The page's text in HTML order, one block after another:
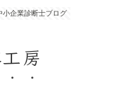
小企業診断士ブログ
房